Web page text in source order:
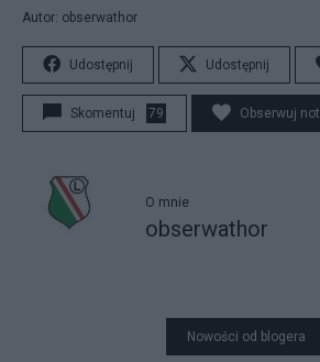
Autor: obserwathor
Udostępnij Udostępnij
Skomentuj 79 Obserwuj
O mnie
obserwathor
Nowości od blogera